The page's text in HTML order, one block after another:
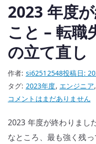
技
術
の
理
解
不
足
見
抜
2023 年度
こと – 転職
の立て直し
作者: si62512548投稿日:
タグ: 2023年度, エンジニア,
2023
度
が
コメントはまだありません
2023 年度が終わりまし
なところ、最も強く残